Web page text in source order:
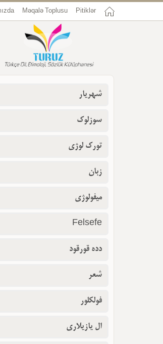
Pitiklər
Məqalə Toplusu
شهریار
سوزلوک
تورک لوژی
زبان
میفولوژی
Felsefe
دده قورقود
شعر
فولکلور
ال یازیلاری